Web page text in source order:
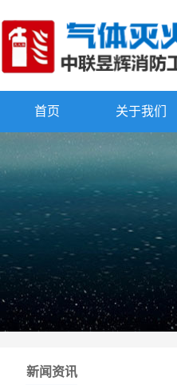
首页 关于我们
新闻资讯